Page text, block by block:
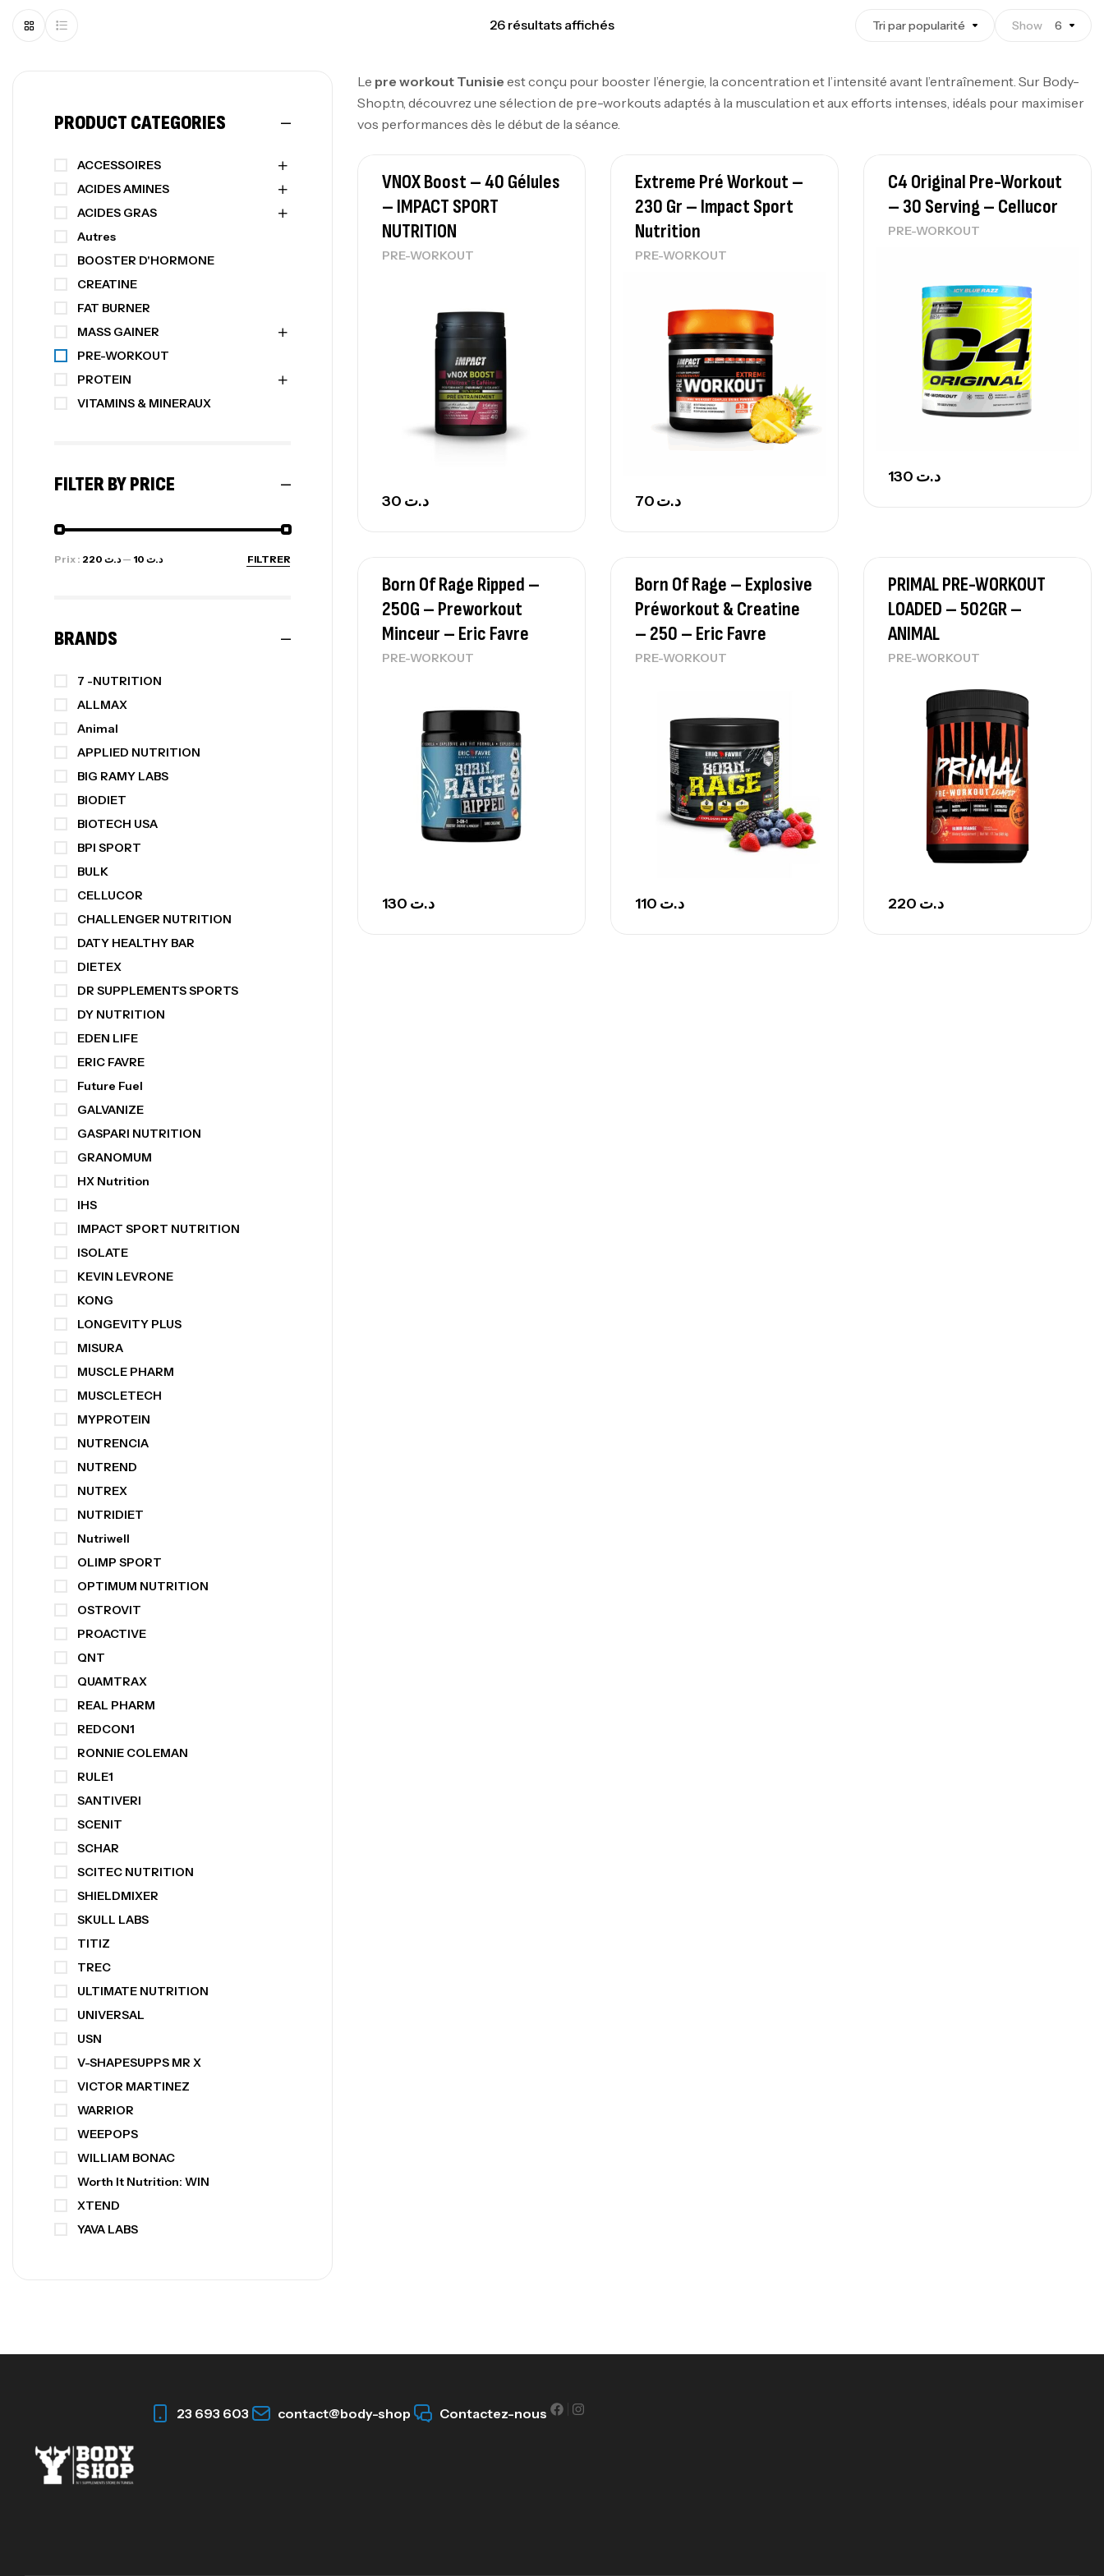
26 résultats affichés Tri par popularité Show 6
Le pre workout Tunisie est conçu pour booster l’énergie, la concentration et l’intensité avant l’entraînement. Sur Body-
Shop.tn, découvrez une sélection de pre-workouts adaptés à la musculation et aux efforts intenses, idéals pour maximiser
vos performances dès le début de la séance.
VNOX Boost – 40 Gélules
– IMPACT SPORT
NUTRITION
PRE-WORKOUT
د.ت
Extreme Pré Workout –
230 Gr – Impact Sport
Nutrition
PRE-WORKOUT
د.ت
C4 Original Pre-Workout
– 30 Serving – Cellucor
PRE-WORKOUT
د.ت
Born Of Rage Ripped –
250G – Preworkout
Minceur – Eric Favre
PRE-WORKOUT
د.ت
Born Of Rage – Explosive
Préworkout & Creatine
– 250 – Eric Favre
PRE-WORKOUT
د.ت
PRIMAL PRE-WORKOUT
LOADED – 502GR –
ANIMAL
PRE-WORKOUT
د.ت
PRODUCT CATEGORIES
ACCESSOIRES
ACIDES AMINES
ACIDES GRAS
Autres
BOOSTER D'HORMONE
CREATINE
FAT BURNER
MASS GAINER
PRE-WORKOUT
PROTEIN
VITAMINS & MINERAUX
FILTER BY PRICE
FILTRER
Prix : د.ت 10 —د.ت 220
BRANDS
7 -NUTRITION
ALLMAX
Animal
APPLIED NUTRITION
BIG RAMY LABS
BIODIET
BIOTECH USA
BPI SPORT
BULK
CELLUCOR
CHALLENGER NUTRITION
DATY HEALTHY BAR
DIETEX
DR SUPPLEMENTS SPORTS
DY NUTRITION
EDEN LIFE
ERIC FAVRE
Future Fuel
GALVANIZE
GASPARI NUTRITION
GRANOMUM
HX Nutrition
IHS
IMPACT SPORT NUTRITION
ISOLATE
KEVIN LEVRONE
KONG
LONGEVITY PLUS
MISURA
MUSCLE PHARM
MUSCLETECH
MYPROTEIN
NUTRENCIA
NUTREND
NUTREX
NUTRIDIET
Nutriwell
OLIMP SPORT
OPTIMUM NUTRITION
OSTROVIT
PROACTIVE
QNT
QUAMTRAX
REAL PHARM
REDCON1
RONNIE COLEMAN
RULE1
SANTIVERI
SCENIT
SCHAR
SCITEC NUTRITION
SHIELDMIXER
SKULL LABS
TITIZ
TREC
ULTIMATE NUTRITION
UNIVERSAL
USN
V-SHAPESUPPS MR X
VICTOR MARTINEZ
WARRIOR
WEEPOPS
WILLIAM BONAC
Worth It Nutrition: WIN
XTEND
YAVA LABS
23 693 603 contact@body-shop Contactez-nous